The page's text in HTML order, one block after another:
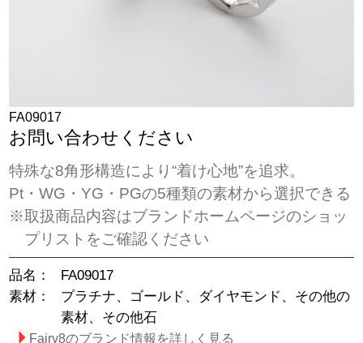
FA09017
お問い合わせください
特殊な8角形構造により“着け心地”を追求。
Pt・WG・YG・PGの5種類の素材から選択できる
※取扱商品内容はブランドホームページのショッ
プリストをご確認ください
品名：
FA09017
素材：
プラチナ、ゴールド、ダイヤモンド、その他の
素材、その他石
Fairy8のブランド情報を詳しく見る